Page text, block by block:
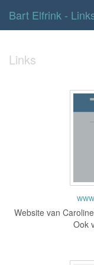
Bart Elfrink -
Links
Website van
Ook